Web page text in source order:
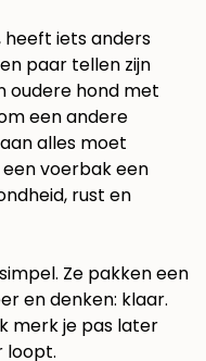
heeft iets anders
paar tellen zijn
oudere hond met
een andere
alles moet
een voerbak een
rust en
Ze pakken een
en denken: klaar.
merk je pas later
loopt.